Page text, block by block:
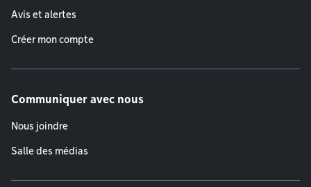
Avis et alertes
Créer mon compte
Communiquer avec nous
Nous joindre
Salle des médias